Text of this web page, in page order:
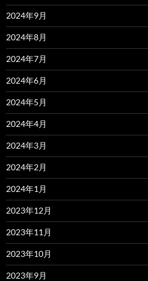
2024年9月
2024年8月
2024年7月
2024年6月
2024年5月
2024年4月
2024年3月
2024年2月
2024年1月
2023年12月
2023年11月
2023年10月
2023年9月